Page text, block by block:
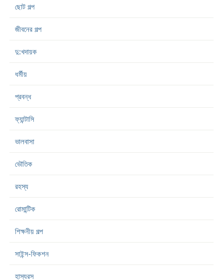
ছোট গল্প
জীবনের গল্প
দু:খদায়ক
ধর্মীয়
প্রবন্ধ
ফ্যান্টাসি
ভালবাসা
ভৌতিক
রহস্য
রোমান্টিক
শিক্ষনীয় গল্প
সাইন্স-ফিকশন
হাস্যরস